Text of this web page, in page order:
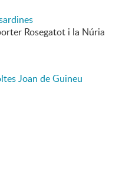
Rosegatot i la Núria
Joan de Guineu